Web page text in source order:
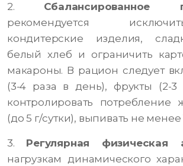
2. Сбалансированное
рекомендуется
кондитерские изделия,
белый хлеб и ограничить
макароны. В рацион следует
(3-4 раза в день), фрукты (2-3
контролировать
(до 5 г/сутки), выпивать не менее
3. Регулярная физическая
нагрузкам динамического